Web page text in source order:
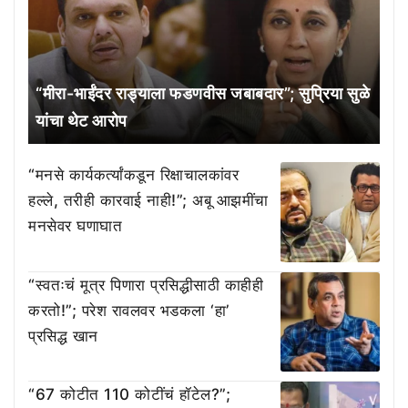
“मीरा-भाईंदर राड्याला फडणवीस जबाबदार”; सुप्रिया सुळे
यांचा थेट आरोप
“मनसे कार्यकर्त्यांकडून रिक्षाचालकांवर
हल्ले, तरीही कारवाई नाही!”; अबू आझमींचा
मनसेवर घणाघात
“स्वतःचं मूत्र पिणारा प्रसिद्धीसाठी काहीही
करतो!”; परेश रावलवर भडकला ‘हा’
प्रसिद्ध खान
“67 कोटीत 110 कोटींचं हॉटेल?”;